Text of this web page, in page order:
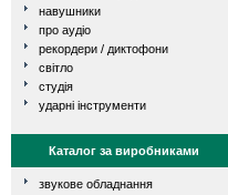
навушники
про аудіо
рекордери / диктофони
світло
студія
ударні інструменти
Каталог за виробниками
звукове обладнання